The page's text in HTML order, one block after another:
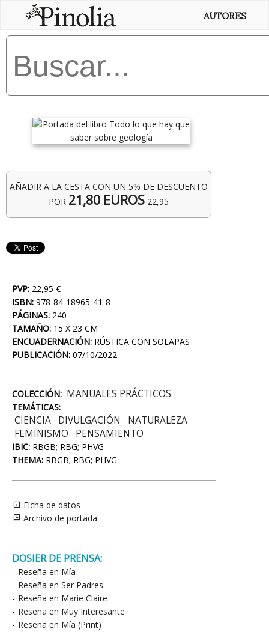
AUTORES
AÑADIR A LA CESTA CON UN 5% DE DESCUENTO
POR 21,80 EUROS 22,95
PVP: 22,95 €
ISBN: 978-84-18965-41-8
PÁGINAS: 240
TAMAÑO: 15 X 23 CM
ENCUADERNACIÓN: RÚSTICA CON SOLAPAS
PUBLICACIÓN: 07/10/2022
COLECCIÓN: MANUALES PRÁCTICOS
TEMÁTICAS:
CIENCIA DIVULGACIÓN
NATURALEZA
FEMINISMO
PENSAMIENTO
IBIC: RBGB; RBG; PHVG
THEMA: RBGB; RBG; PHVG
Ficha de datos
Archivo de portada
DOSIER DE PRENSA:
- Reseña en Mía
- Reseña en Ser Padres
- Reseña en Marie Claire
- Reseña en Muy Interesante
- Reseña en Mía (Print)